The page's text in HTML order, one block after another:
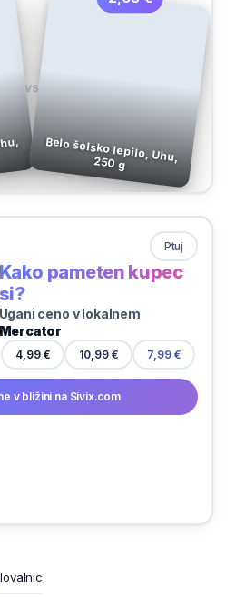
VS
Belo šolsko lepilo, Uhu,
250 g
Ptuj
Kako pameten kupec
si?
Ugani ceno v lokalnem
Mercator
4,99 € 10,99 € 7,99 €
v bližini na Sivix.com